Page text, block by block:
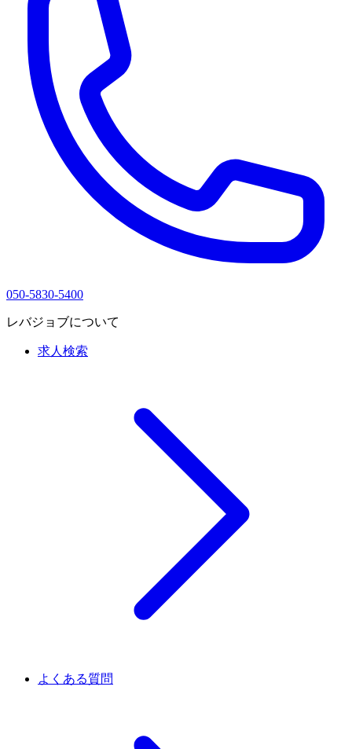
050-5830-5400
レバジョブについて
求人検索
よくある質問